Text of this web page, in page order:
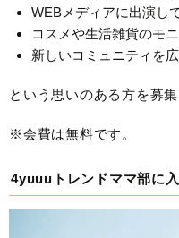
WEBメディアに出演し
コスメや生活雑貨のモ
新しいコミュニティを
という思いのある方を募集
※会費は無料です。
4yuuuトレンドママ部に